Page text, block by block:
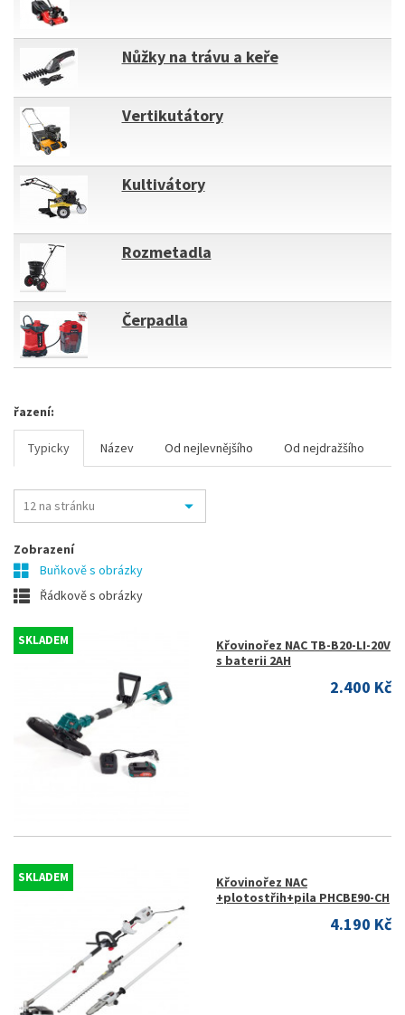
Nůžky na trávu a keře
Vertikutátory
Kultivátory
Rozmetadla
Čerpadla
řazení:
Typicky Název Od nejlevnějšího Od nejdražšího
Zobrazení
Buňkově s obrázky
Řádkově s obrázky
SKLADEM
Křovinořez NAC TB-B20-LI-20V
s baterii 2AH
2.400 Kč
SKLADEM
Křovinořez NAC
+plotostřih+pila PHCBE90-CH
4.190 Kč